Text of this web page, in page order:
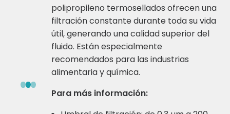
polipropileno termosellados ofrecen una
filtración constante durante toda su vida
útil, generando una calidad superior del
fluido. Están especialmente
recomendados para las industrias
alimentaria y química.
Para más información: